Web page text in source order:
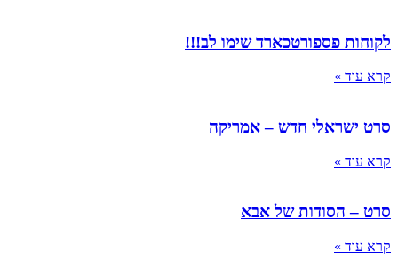
פספורטכארד שימו לב!!!
»
חדש – אמריקה
»
הסודות של אבא
»